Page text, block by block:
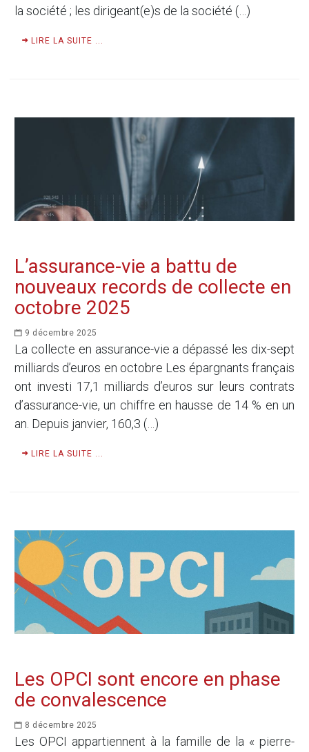
la société ; les dirigeant(e)s de la société (…)
LIRE LA SUITE ...
L’assurance-vie a battu de
nouveaux records de collecte en
octobre 2025
9 décembre 2025
La collecte en assurance-vie a dépassé les dix-sept
milliards d’euros en octobre Les épargnants français
ont investi 17,1 milliards d’euros sur leurs contrats
d’assurance-vie, un chiffre en hausse de 14 % en un
an. Depuis janvier, 160,3 (…)
LIRE LA SUITE ...
Les OPCI sont encore en phase
de convalescence
8 décembre 2025
Les OPCI appartiennent à la famille de la « pierre-